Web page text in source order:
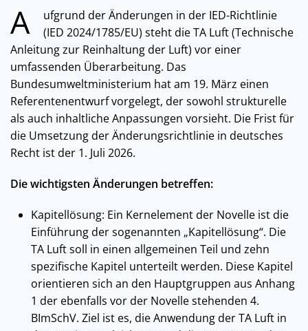
A
ufgrund der Änderungen in der IED-Richtlinie
(IED 2024/1785/EU) steht die TA Luft (Technische
Anleitung zur Reinhaltung der Luft) vor einer
umfassenden Überarbeitung. Das
Bundesumweltministerium hat am 19. März einen
Referentenentwurf vorgelegt, der sowohl strukturelle
als auch inhaltliche Anpassungen vorsieht. Die Frist für
die Umsetzung der Änderungsrichtlinie in deutsches
Recht ist der 1. Juli 2026.
Die wichtigsten Änderungen betreffen:
Kapitellösung: Ein Kernelement der Novelle ist die
Einführung der sogenannten „Kapitellösung“. Die
TA Luft soll in einen allgemeinen Teil und zehn
spezifische Kapitel unterteilt werden. Diese Kapitel
orientieren sich an den Hauptgruppen aus Anhang
1 der ebenfalls vor der Novelle stehenden 4.
BImSchV. Ziel ist es, die Anwendung der TA Luft in